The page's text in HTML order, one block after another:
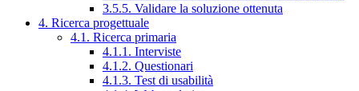
3.5.5. Validare la soluzione ottenuta
4. Ricerca progettuale
4.1. Ricerca primaria
4.1.1. Interviste
4.1.2. Questionari
4.1.3. Test di usabilità